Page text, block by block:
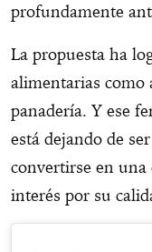
profundamente
La propuesta ha
alimentarias como
panadería. Y ese
está dejando de
convertirse en una
interés por su